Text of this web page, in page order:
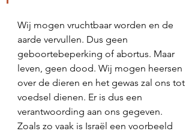
Wij mogen vruchtbaar worden en de
aarde vervullen. Dus geen
geboortebeperking of abortus. Maar
leven, geen dood. Wij mogen heersen
over de dieren en het gewas zal ons tot
voedsel dienen. Er is dus een
verantwoording aan ons gegeven.
Zoals zo vaak is Israël een voorbeeld